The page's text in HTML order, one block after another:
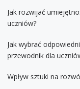
Jak rozwijać
uczniów?
Jak wybrać
przewodnik dla
Wpływ sztuki na